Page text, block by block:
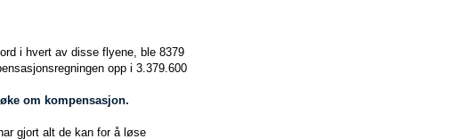
i hvert av disse flyene, ble 8379
opp i 3.379.600
om kompensasjon.
gjort alt de kan for å løse